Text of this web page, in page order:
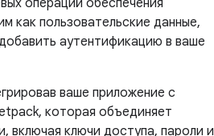
операций обеспечения
как пользовательские данные,
аутентификацию в ваше
ваше приложение с
которая объединяет
включая ключи доступа, пароли и